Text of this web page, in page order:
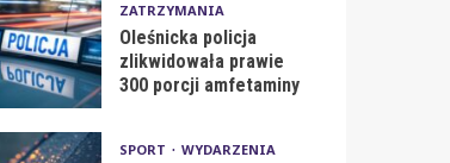
ZATRZYMANIA
Oleśnicka policja
zlikwidowała prawie
300 porcji amfetaminy
SPORT WYDARZENIA